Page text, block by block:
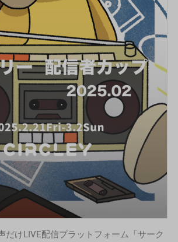
だけLIVE配信プラットフォーム「サーク